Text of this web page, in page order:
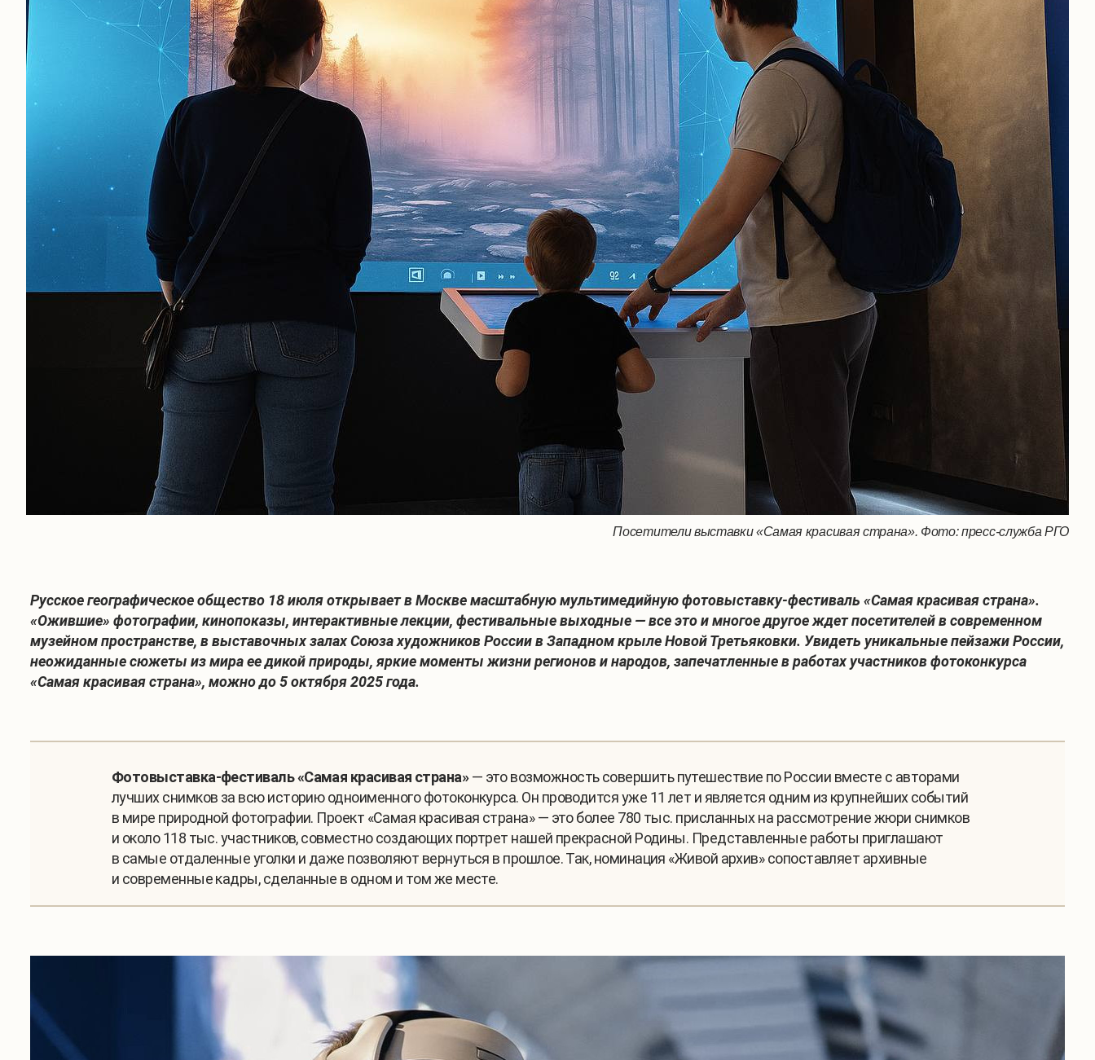
Посетители выставки «Самая красивая страна». Фото: пресс-служба РГО
Русское географическое общество 18 июля открывает в Москве масштабную мультимедийную фотовыставку-фестиваль «Самая красивая страна».
«Ожившие» фотографии, кинопоказы, интерактивные лекции, фестивальные выходные — все это и многое другое ждет посетителей в современном
музейном пространстве, в выставочных залах Союза художников России в Западном крыле Новой Третьяковки. Увидеть уникальные пейзажи России,
неожиданные сюжеты из мира ее дикой природы, яркие моменты жизни регионов и народов, запечатленные в работах участников фотоконкурса
«Самая красивая страна», можно до 5 октября 2025 года.
Фотовыставка-фестиваль «Самая красивая страна»— это возможность совершить путешествие по России вместе с авторами
лучших снимков за всю историю одноименного фотоконкурса. Он проводится уже 11 лет и является одним из крупнейших событий
в мире природной фотографии. Проект «Самая красивая страна» — это более 780 тыс. присланных на рассмотрение жюри снимков
и около 118 тыс. участников, совместно создающих портрет нашей прекрасной Родины. Представленные работы приглашают
в самые отдаленные уголки и даже позволяют вернуться в прошлое. Так, номинация «Живой архив» сопоставляет архивные
и современные кадры, сделанные в одном и том же месте.